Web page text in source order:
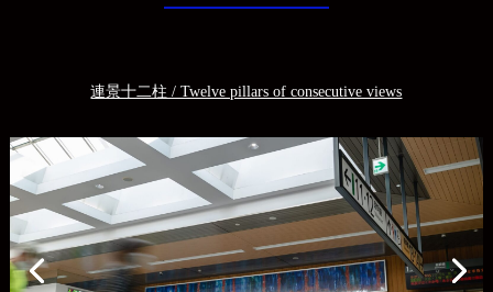
連景十二柱 / Twelve pillars of consecutive views